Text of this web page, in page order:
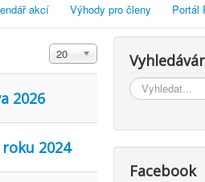
akcí Výhody pro členy Portál
Zobrazit
20
2026
2024
Vyhledávání...
Facebook